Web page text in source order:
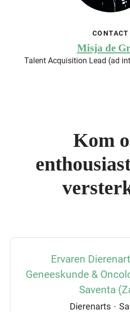
CONTACT
Misja de
Talent Acquisition Lead (ad
Kom
Ervaren
Geneeskunde &
Saventa
Dierenarts ·